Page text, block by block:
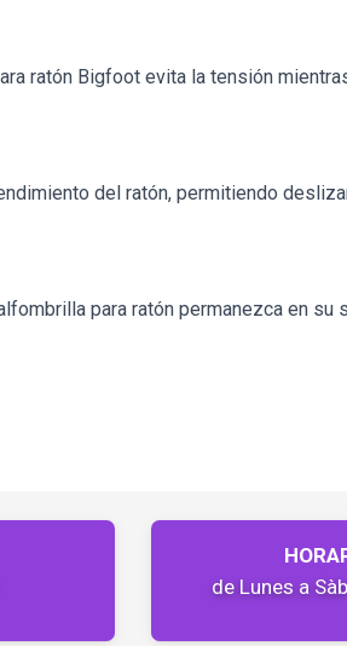
ratón Bigfoot evita la tensión
del ratón, permitiendo
para ratón permanezca en su
de Lunes a